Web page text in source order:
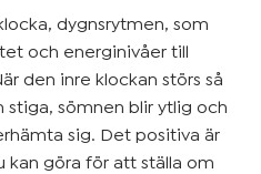
dygnsrytmen, som
och energinivåer till
den inre klockan störs så
stiga, sömnen blir ytlig och
sig. Det positiva är
kan göra för att ställa om